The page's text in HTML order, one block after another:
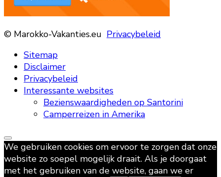
© Marokko-Vakanties.eu Privacybeleid
Sitemap
Disclaimer
Privacybeleid
Interessante websites
Bezienswaardigheden op Santorini
Camperreizen in Amerika
We gebruiken cookies om ervoor te zorgen dat onze
website zo soepel mogelijk draait. Als je doorgaat
met het gebruiken van de website, gaan we er